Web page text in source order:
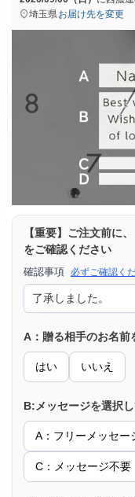
埼玉県お届け先を変更
【重要】ご注文前に
をご確認ください
確認事項 必ずご確認く
A：贈る相手のお名前
はい いいえ
B:メッセージを選択
A：フリーメッセー
C：メッセージ不要